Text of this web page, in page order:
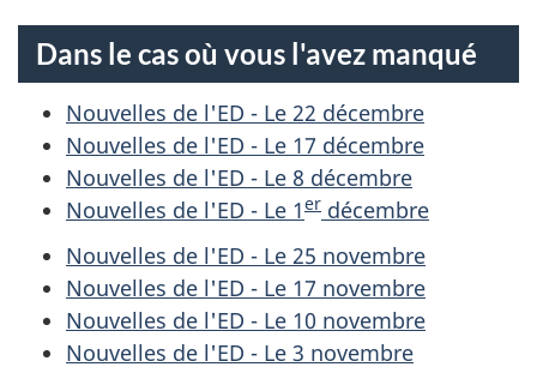
Dans le cas où vous l'avez manqué
Nouvelles de l'ED - Le 22 décembre
Nouvelles de l'ED - Le 17 décembre
Nouvelles de l'ED - Le 8 décembre
Nouvelles de l'ED - Le 1er décembre
Nouvelles de l'ED - Le 25 novembre
Nouvelles de l'ED - Le 17 novembre
Nouvelles de l'ED - Le 10 novembre
Nouvelles de l'ED - Le 3 novembre